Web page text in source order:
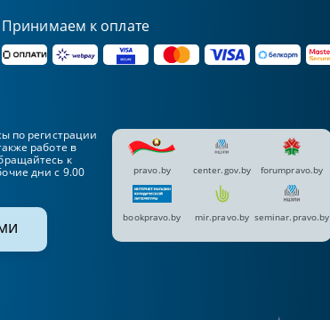
Принимаем к оплате
по регистрации
работе в
к
дни с 9.00
pravo.by center.gov.by forumpravo.by
bookpravo.by mir.pravo.by seminar.pravo.by